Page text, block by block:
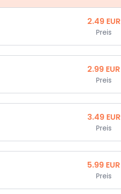
2.49 EUR
Preis
2.99 EUR
Preis
3.49 EUR
Preis
5.99 EUR
Preis